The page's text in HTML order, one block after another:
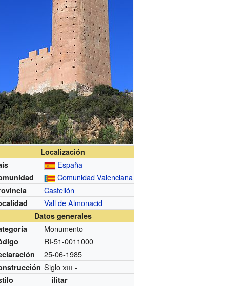
Localización
España
Comunidad Valenciana
Castellón
Vall de Almonacid
Datos generales
Monumento
RI-51-0011000
25-06-1985
Sigloxiii -
ilitar